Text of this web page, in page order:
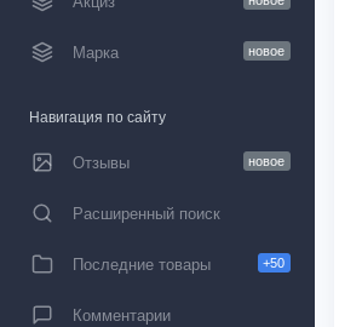
Марка новое
Навигация по сайту
Отзывы новое
Расширенный поиск
Последние товары +50
Комментарии